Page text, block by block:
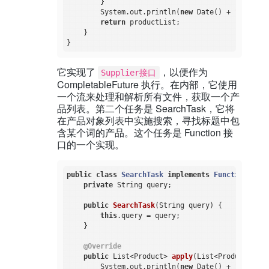
        }
        System.out.println(
new Date() +
return productList;
    }
它实现了 Supplier接口
，以便作为
CompletableFuture 执行。在内部，它使用
一个流来处理和解析所有文件，获取一个产
品列表。第二个任务是 SearchTask，它将
在产品对象列表中实施搜索，寻找标题中包
含某个词的产品。这个任务是 Function 接
口的一个实现。
public class SearchTask implements Function
private String query;
public SearchTask(String query)
{
this.query = query;
    }
@Override
public List<Product> apply(List<Product>
        System.out.println(
new Date() +